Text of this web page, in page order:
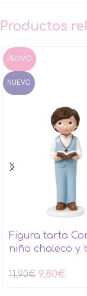
Productos
PROMO
NUEVO
Figura tarta
niño chaleco y
11,90€ 9,80€